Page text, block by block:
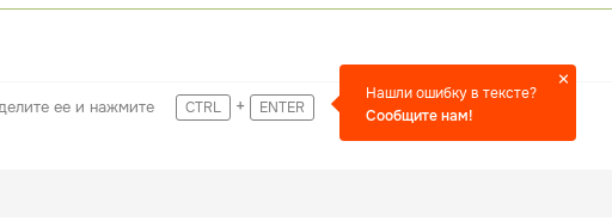
ее и нажмите CTRL + ENTER
Нашли ошибку в тексте?
Сообщите нам!